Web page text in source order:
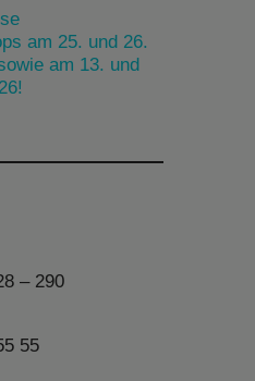
am 25. und 26.
am 13. und
– 290
55